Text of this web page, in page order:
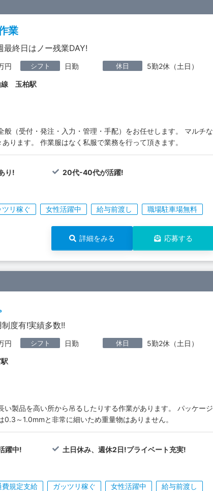
業
最終日はノー残業DAY!
円 シフト 日勤 休日 5勤2休（土日）
線 玉柏駅
（受付・発注・入力・管理・手配）をお任せします。 マルチな
ります。 作業服はなく私服で業務を行って頂きます。
り! 20代-40代が活躍!
ツリ稼ぐ 女性活躍中 給与前渡し 職場駐車場無料
詳細をみる 応募する
度有!実績多数!!
円 シフト 日勤 休日 5勤2休（土日）
製品を高い所から吊るしたりする作業があります。 パッケージ
～1.0mmと非常に細いため重量物はありません。
躍中! 土日休み、週休2日!プライベート充実!
費規定支給 ガッツリ稼ぐ 女性活躍中
給与前渡し